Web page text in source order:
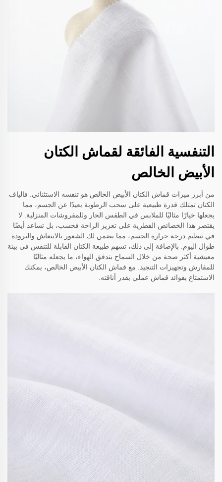
التنفسية الفائقة لقماش الكتان
الأبيض الخالص
من أبرز ميزات قماش الكتان الأبيض الخالص هو تنفسه الاستثنائي. فالياف
الكتان تمتلك قدرة طبيعية على سحب الرطوبة بعيدًا عن الجسم، مما
يجعلها خيارًا مثاليًا للملابس في الطقس الحار وللمفروشات المنزلية. لا
يقتصر هذا الخصائص الفطرية على تعزيز الراحة فحسب، بل تساعد أيضًا
في تنظيم درجة حرارة الجسم، مما يضمن لك الشعور بالانتعاش والبرودة
طوال اليوم. بالإضافة إلى ذلك، تسهم طبيعة الكتان القابلة للتنفس في بيئة
معيشية أكثر صحة من خلال السماح بتدفق الهواء، ما يجعله مثاليًا
للمفارش وتجهيزات التنجيد. مع قماش الكتان الأبيض الخالص، يمكنك
الاستمتاع بفوائد قماش عملي بقدر أناقته.